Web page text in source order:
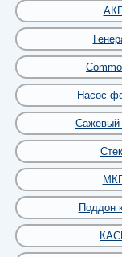
Насос-
Сажевый
Поддон